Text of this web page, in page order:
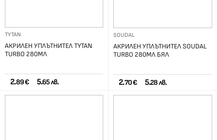
TYTAN
АКРИЛЕН УПЛЪТНИТЕЛ TYTAN
TURBO 280МЛ
2.89 € 5.65 лв.
SOUDAL
АКРИЛЕН УПЛЪТНИТЕЛ SOUDAL
TURBO 280МЛ БЯЛ
2.70 € 5.28 лв.